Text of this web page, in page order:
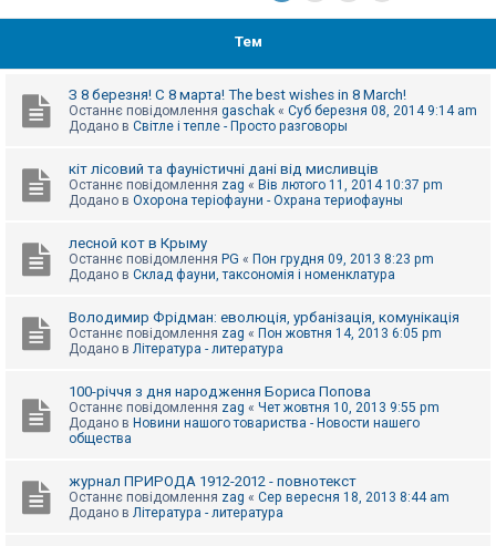
я
е
и
з
е
и
е
Тем
З 8 березня! С 8 марта! The best wishes in 8 March!
Останнє повідомлення gaschak « Суб березня 08, 2014 9:14 am
Додано в Світле і тепле - Просто разговоры
кіт лісовий та фауністичні дані від мисливців
Останнє повідомлення zag « Вів лютого 11, 2014 10:37 pm
Додано в Охорона теріофауни - Охрана териофауны
лесной кот в Крыму
Останнє повідомлення PG « Пон грудня 09, 2013 8:23 pm
Додано в Склад фауни, таксономія і номенклатура
Володимир Фрідман: еволюція, урбанізація, комунікація
Останнє повідомлення zag « Пон жовтня 14, 2013 6:05 pm
Додано в Література - литература
100-річчя з дня народження Бориса Попова
Останнє повідомлення zag « Чет жовтня 10, 2013 9:55 pm
Додано в Новини нашого товариства - Новости нашего
общества
журнал ПРИРОДА 1912-2012 - повнотекст
Останнє повідомлення zag « Сер вересня 18, 2013 8:44 am
Додано в Література - литература